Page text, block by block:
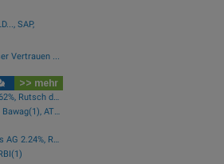
SAP,
Vertrauen ...
>> mehr
Star der Stunde: Bajaj Mobility AG 9.62%, Rutsch der Stunde: Österreichische Post -1.97%
Star der Stunde: Austriacard Holdings AG 2.24%, Rutsch der Stunde: Rosenbauer -5.39%